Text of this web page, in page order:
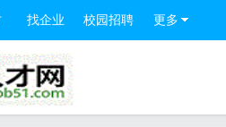
找企业 校园招聘 更多